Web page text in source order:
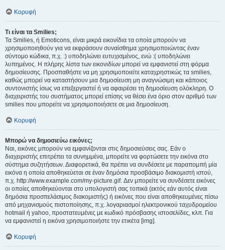
Κορυφή
Τι είναι τα Smilies;
Τα Smilies, ή Emoticons, είναι μικρά εικονίδια τα οποία μπορούν να
χρησιμοποιηθούν για να εκφράσουν συναίσθημα χρησιμοποιώντας έναν
σύντομο κώδικα, π.χ. :) υποδηλώνει ευτυχισμένος, ενώ :( υποδηλώνει
λυπημένος. Η πλήρης λίστα των εικονιδίων μπορεί να εμφανιστεί στη φόρμα
δημοσίευσης. Προσπαθήστε να μη χρησιμοποιείτε καταχρηστικώς τα smilies,
καθώς μπορεί να καταστήσουν μια δημοσίευση μη αναγνώσιμη και κάποιος
συντονιστής ίσως να επεξεργαστεί ή να αφαιρέσει τη δημοσίευση ολόκληρη. Ο
διαχειριστής του συστήματος μπορεί επίσης να θέσει ένα όριο στον αριθμό των
smilies που μπορείτε να χρησιμοποιήσετε σε μια δημοσίευση.
Κορυφή
Μπορώ να δημοσιεύω εικόνες;
Ναι, εικόνες μπορούν να εμφανίζονται στις δημοσιεύσεις σας. Εάν ο
διαχειριστής επιτρέπει τα συνημμένα, μπορείτε να φορτώσετε την εικόνα στο
σύστημα συζητήσεων. Διαφορετικά, θα πρέπει να συνδέσετε με παραπομπή μία
εικόνα η οποία αποθηκεύεται σε έναν δημόσια προσβάσιμο διακομιστή ιστού,
π.χ. http://www.example.com/my-picture.gif. Δεν μπορείτε να συνδέσετε εικόνες
οι οποίες αποθηκεύονται στο υπολογιστή σας τοπικά (εκτός εάν αυτός είναι
δημόσια προσπελάσιμος διακομιστής) ή εικόνες που είναι αποθηκευμένες πίσω
από μηχανισμούς πιστοποίησης, π.χ. λογαριασμοί ηλεκτρονικού ταχυδρομείου
hotmail ή yahoo, προστατευμένες με κωδικό πρόσβασης ιστοσελίδες, κλπ. Για
να εμφανιστεί η εικόνα χρησιμοποιήστε την ετικέτα [img].
Κορυφή